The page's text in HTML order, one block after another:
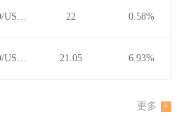
22 0.58%
21.05 6.93%
更多